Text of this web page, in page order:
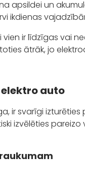
apsildei un
ikdienas
ir līdzīgas vai
ātrāk, jo
auto
ir svarīgi izturēties
izvēlēties pareizo